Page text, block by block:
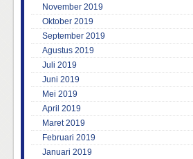
November 2019
Oktober 2019
September 2019
Agustus 2019
Juli 2019
Juni 2019
Mei 2019
April 2019
Maret 2019
Februari 2019
Januari 2019